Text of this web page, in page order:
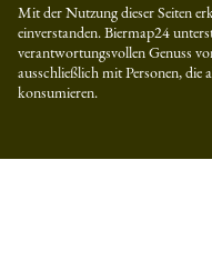
Mit der Nutzung dieser Seiten
einverstanden. Biermap24
verantwortungsvollen Genuss
ausschließlich mit Personen, die
konsumieren.